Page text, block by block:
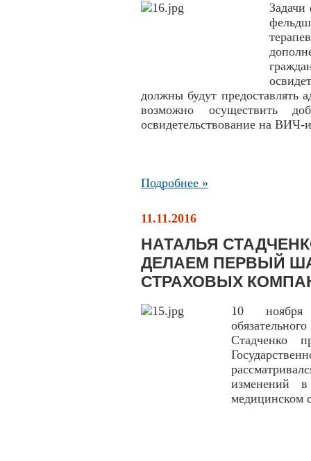
должны будут предоставлять
возможно осуществить
освидетельствование на
Подробнее »
11.11.2016
НАТАЛЬЯ
ДЕЛАЕМ ПЕРВЫЙ
СТРАХОВЫХ
10 ноября
Стадченко
изменений
медицинском